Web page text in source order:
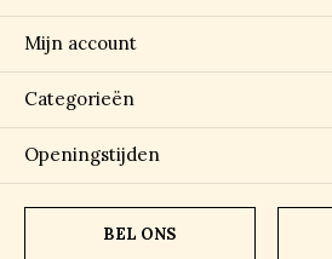
Mijn account
Categorieën
Openingstijden
BEL ONS